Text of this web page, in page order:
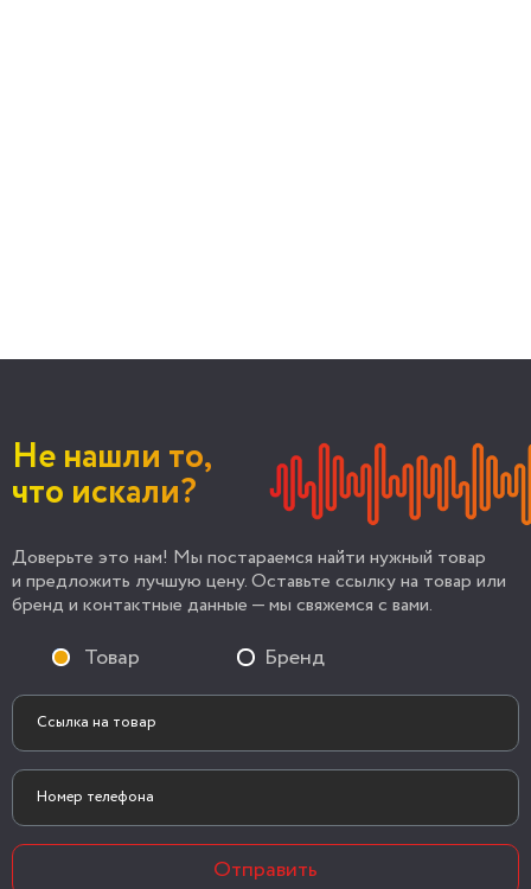
Не нашли то,
что искали?
Доверьте это нам! Мы постараемся найти нужный товар
и предложить лучшую цену. Оставьте ссылку на товар или
бренд и контактные данные — мы свяжемся с вами.
Товар Бренд
Отправить